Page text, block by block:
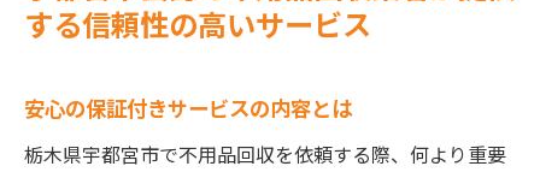
する信頼性の高いサービス
安心の保証付きサービスの内容とは
栃木県宇都宮市で不用品回収を依頼する際、何より重要